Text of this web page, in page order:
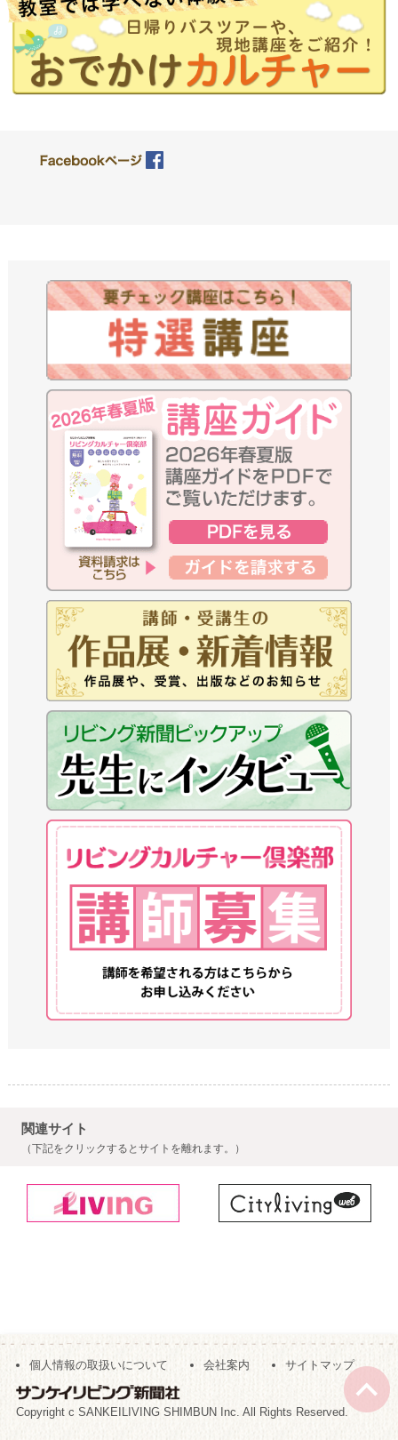
関連サイト
（下記をクリックするとサイトを離れます。）
個人情報の取扱いについて 会社案内 サイトマップ
Copyright c SANKEILIVING SHIMBUN Inc. All Rights Reserved.